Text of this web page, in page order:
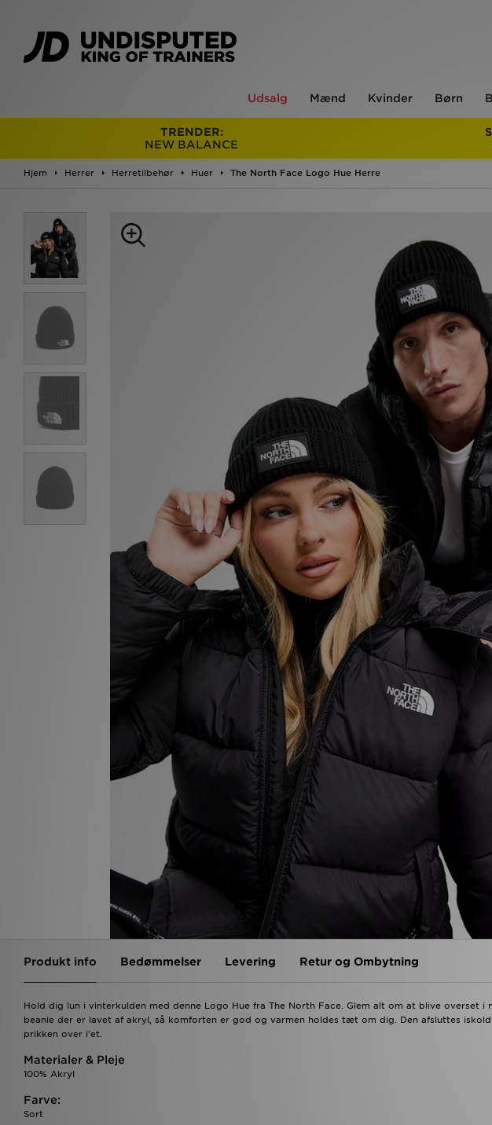
Udsalg Mænd Kvinder Børn
TRENDER:
NEW BALANCE
Hjem Herrer Herretilbehør Huer The North Face Logo Hue Herre
Produkt info Bedømmelser Levering Retur og Ombytning
Hold dig lun i vinterkulden med denne Logo Hue fra The North Face. Glem alt om at blive overset
beanie der er lavet af akryl, så komforten er god og varmen holdes tæt om dig. Den afsluttes
prikken over i'et.
Materialer & Pleje
100% Akryl
Farve:
Sort